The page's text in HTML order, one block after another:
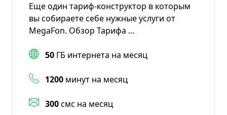
Еще один тариф-конструктор в которым
вы собираете себе нужные услуги от
MegaFon. Обзор Тарифа …
50 ГБ интернета на месяц
1200 минут на месяц
300смс на месяц